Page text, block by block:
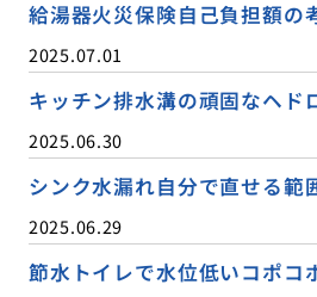
給湯器火災保険自己負担額の
2025.07.01
キッチン排水溝の頑固なヘド
2025.06.30
シンク水漏れ自分で直せる範
2025.06.29
節水トイレで水位低いコポコ